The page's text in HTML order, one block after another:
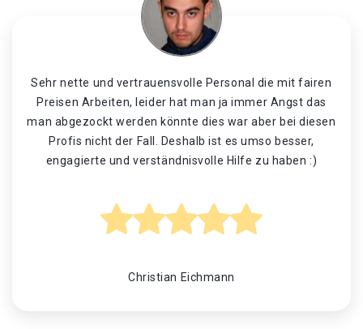
Sehr nette und vertrauensvolle Personal die mit fairen
Preisen Arbeiten, leider hat man ja immer Angst das
man abgezockt werden könnte dies war aber bei diesen
Profis nicht der Fall. Deshalb ist es umso besser,
engagierte und verständnisvolle Hilfe zu haben :)
Christian Eichmann